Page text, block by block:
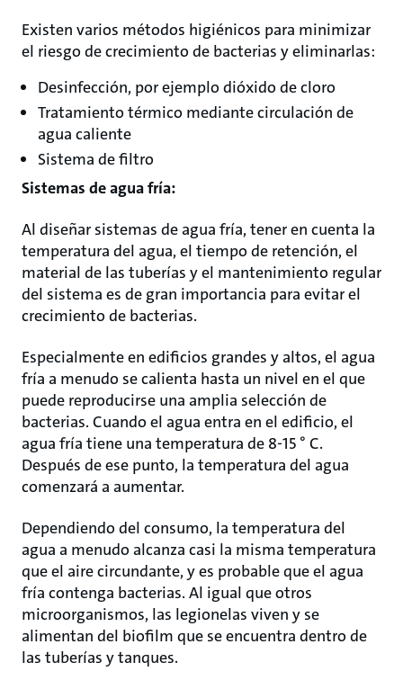
Existen varios métodos higiénicos para minimizar
el riesgo de crecimiento de bacterias y eliminarlas:
Desinfección, por ejemplo dióxido de cloro
Tratamiento térmico mediante circulación de
agua caliente
Sistema de filtro
Sistemas de agua fría:
Al diseñar sistemas de agua fría, tener en cuenta la
temperatura del agua, el tiempo de retención, el
material de las tuberías y el mantenimiento regular
del sistema es de gran importancia para evitar el
crecimiento de bacterias.
Especialmente en edificios grandes y altos, el agua
fría a menudo se calienta hasta un nivel en el que
puede reproducirse una amplia selección de
bacterias. Cuando el agua entra en el edificio, el
agua fría tiene una temperatura de 8-15 ° C.
Después de ese punto, la temperatura del agua
comenzará a aumentar.
Dependiendo del consumo, la temperatura del
agua a menudo alcanza casi la misma temperatura
que el aire circundante, y es probable que el agua
fría contenga bacterias. Al igual que otros
microorganismos, las legionelas viven y se
alimentan del biofilm que se encuentra dentro de
las tuberías y tanques.